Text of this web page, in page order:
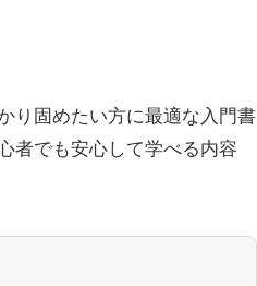
り固めたい方に最適な入門書
者でも安心して学べる内容